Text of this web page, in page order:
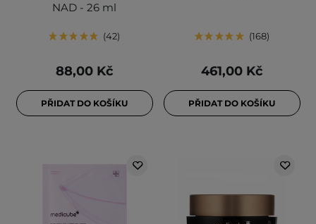
NAD - 26 ml
42
88,00 Kč
PŘIDAT DO KOŠÍKU
168
461,00 Kč
PŘIDAT DO KOŠÍKU